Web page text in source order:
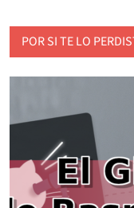
POR SI TE LO